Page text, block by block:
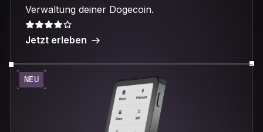
Verwaltung deiner Dogecoin.
Jetzt erleben
NEU